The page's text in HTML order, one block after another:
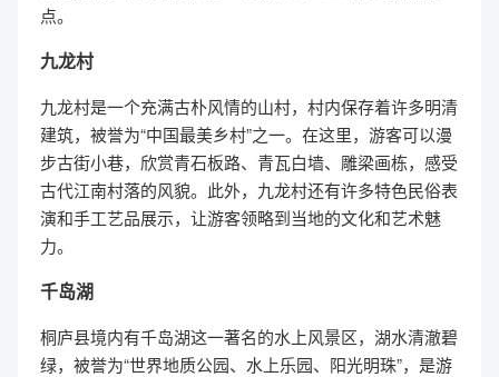
点。
九龙村
九龙村是一个充满古朴风情的山村，村内保存着许多明清
建筑，被誉为“中国最美乡村”之一。在这里，游客可以漫
步古街小巷，欣赏青石板路、青瓦白墙、雕梁画栋，感受
古代江南村落的风貌。此外，九龙村还有许多特色民俗表
演和手工艺品展示，让游客领略到当地的文化和艺术魅
力。
千岛湖
桐庐县境内有千岛湖这一著名的水上风景区，湖水清澈碧
绿，被誉为“世界地质公园、水上乐园、阳光明珠”，是游